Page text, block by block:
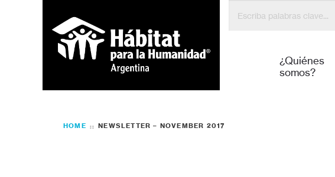
¿Quiénes
somos?
HOME NEWSLETTER – NOVEMBER 2017